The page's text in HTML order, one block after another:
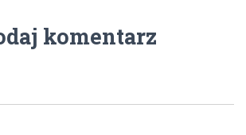
komentarz